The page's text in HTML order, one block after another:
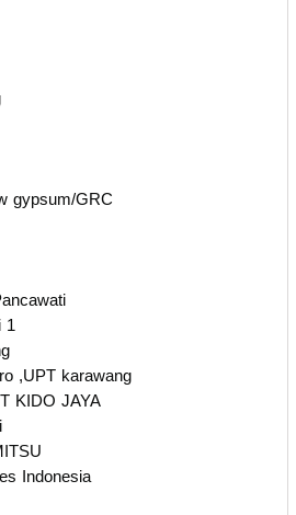
gypsum/GRC
1
,UPT karawang
KIDO JAYA
Indonesia